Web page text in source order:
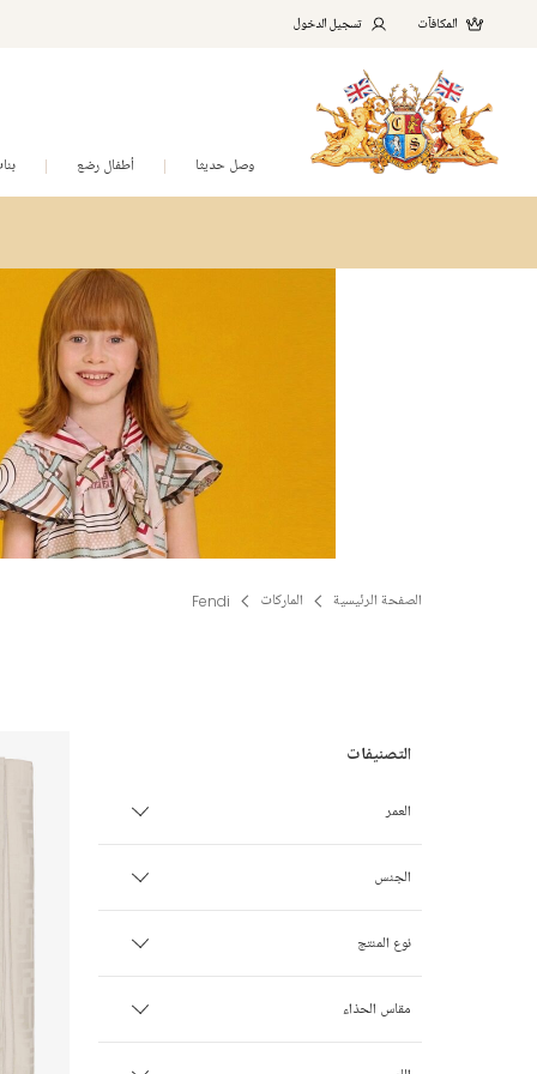
المكافآت تسجيل الدخول
وصل حديثا أطفال رضع
الصفحة الرئيسية الماركات Fendi
العمر
الأطفال الخدج
0 شهر
3 أشهر
الجنس
ولـد
بنت
نوع المنتج
أحذية
مقاس الحذاء